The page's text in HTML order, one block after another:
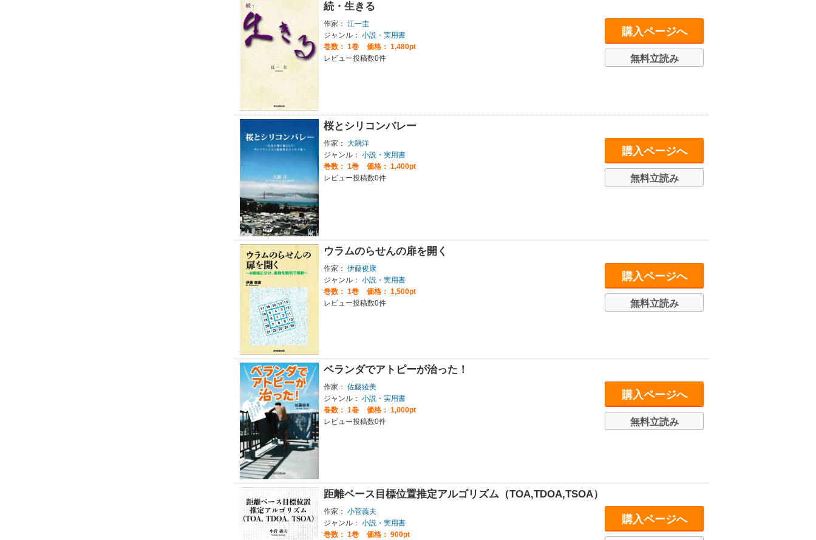
続・生きる
作家： 江一圭
ジャンル： 小説・実用書
巻数： 1巻
価格： 1,480pt
レビュー投稿数0件
購入ページへ
無料立読み
桜とシリコンバレー
作家： 大隅洋
ジャンル： 小説・実用書
巻数： 1巻
価格： 1,400pt
レビュー投稿数0件
購入ページへ
無料立読み
ウラムのらせんの扉を開く
作家： 伊藤俊康
ジャンル： 小説・実用書
巻数： 1巻
価格： 1,500pt
レビュー投稿数0件
購入ページへ
無料立読み
ベランダでアトピーが治った！
作家： 佐藤綾美
ジャンル： 小説・実用書
巻数： 1巻
価格： 1,000pt
レビュー投稿数0件
購入ページへ
無料立読み
距離ベース目標位置推定アルゴリズム（TOA,TDOA,TSOA）
作家： 小菅義夫
ジャンル： 小説・実用書
巻数： 1巻
価格： 900pt
購入ページへ